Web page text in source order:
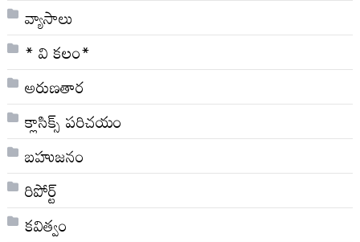
వ్యాసాలు
* వి క‌లం*
అరుణతార
క్లాసిక్స్ ప‌రిచ‌యం
బహుజనం
రిపోర్ట్
కవిత్వం